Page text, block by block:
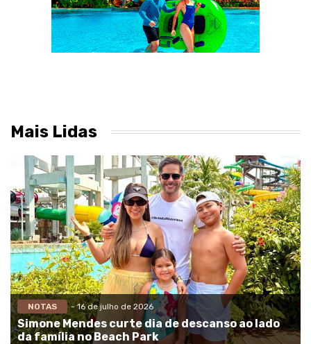
Mais Lidas
NOTAS - 16 de julho de 2026
Simone Mendes curte dia de descanso ao lado
da família no Beach Park